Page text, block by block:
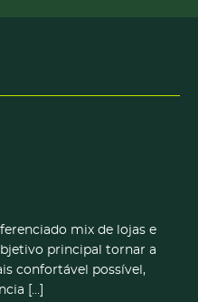
mix de lojas e
principal tornar a
confortável possível,
[…]